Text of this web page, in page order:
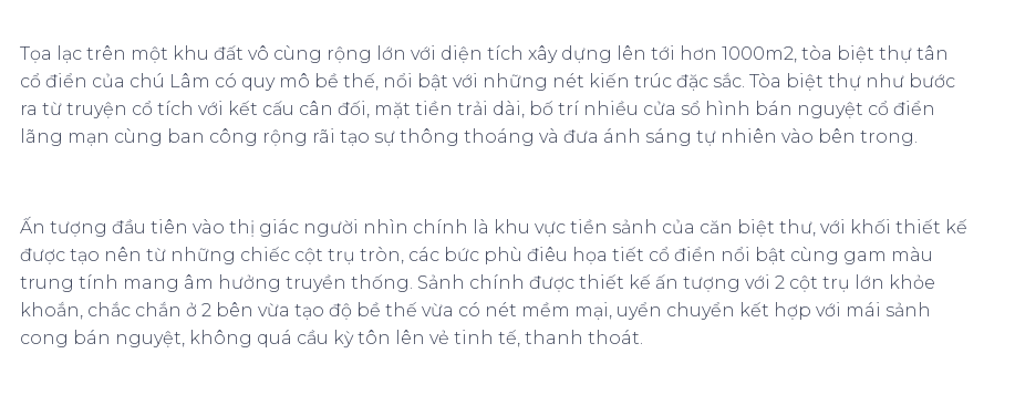
Tọa lạc trên một khu đất vô cùng rộng lớn với diện tích xây dựng lên tới hơn 1000m2, tòa biệt thự tân
cổ điển của chú Lâm có quy mô bề thế, nổi bật với những nét kiến trúc đặc sắc. Tòa biệt thự như bước
ra từ truyện cổ tích với kết cấu cân đối, mặt tiền trải dài, bố trí nhiều cửa sổ hình bán nguyệt cổ điển
lãng mạn cùng ban công rộng rãi tạo sự thông thoáng và đưa ánh sáng tự nhiên vào bên trong.
Ấn tượng đầu tiên vào thị giác người nhìn chính là khu vực tiền sảnh của căn biệt thư, với khối thiết kế
được tạo nên từ những chiếc cột trụ tròn, các bức phù điêu họa tiết cổ điển nổi bật cùng gam màu
trung tính mang âm hưởng truyền thống. Sảnh chính được thiết kế ấn tượng với 2 cột trụ lớn khỏe
khoắn, chắc chắn ở 2 bên vừa tạo độ bề thế vừa có nét mềm mại, uyển chuyển kết hợp với mái sảnh
cong bán nguyệt, không quá cầu kỳ tôn lên vẻ tinh tế, thanh thoát.